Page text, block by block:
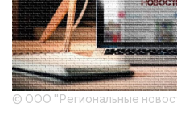
© ООО "Региональные